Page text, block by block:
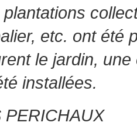
etc. ont été
le jardin,
installées.
PERICHAUX